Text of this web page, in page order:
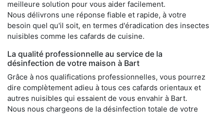
meilleure solution pour vous aider facilement.
Nous délivrons une réponse fiable et rapide, à votre
besoin quel qu'il soit, en termes d'éradication des insectes
nuisibles comme les cafards de cuisine.
La qualité professionnelle au service de la
désinfection de votre maison à Bart
Grâce à nos qualifications professionnelles, vous pourrez
dire complètement adieu à tous ces cafards orientaux et
autres nuisibles qui essaient de vous envahir à Bart.
Nous nous chargeons de la désinfection totale de votre